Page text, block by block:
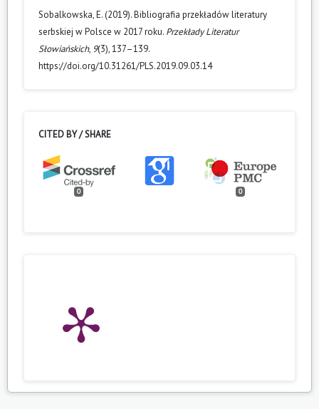
Sobalkowska, E. (2019). Bibliografia przekładów literatury
serbskiej w Polsce w 2017 roku. Przekłady Literatur
Słowiańskich, 9(3), 137–139.
https://doi.org/10.31261/PLS.2019.09.03.14
CITED BY / SHARE
0 0